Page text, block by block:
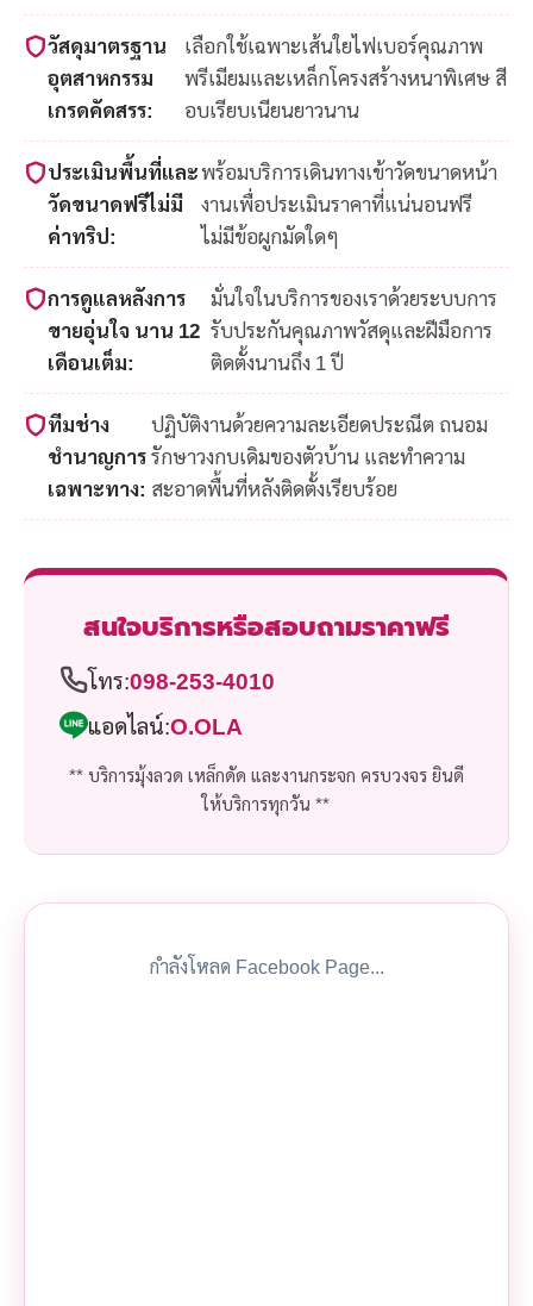
วัสดุมาตรฐาน
อุตสาหกรรม
เกรดคัดสรร:
เลือกใช้เฉพาะเส้นใยไฟเบอร์คุณภาพ
พรีเมียมและเหล็กโครงสร้างหนาพิเศษ สี
อบเรียบเนียนยาวนาน
ประเมินพื้นที่และ
วัดขนาดฟรีไม่มี
ค่าทริป:
พร้อมบริการเดินทางเข้าวัดขนาดหน้า
งานเพื่อประเมินราคาที่แน่นอนฟรี
ไม่มีข้อผูกมัดใดๆ
การดูแลหลังการ
ขายอุ่นใจ นาน 12
เดือนเต็ม:
มั่นใจในบริการของเราด้วยระบบการ
รับประกันคุณภาพวัสดุและฝีมือการ
ติดตั้งนานถึง 1 ปี
ทีมช่าง
ชำนาญการ
เฉพาะทาง:
ปฏิบัติงานด้วยความละเอียดประณีต ถนอม
รักษาวงกบเดิมของตัวบ้าน และทำความ
สะอาดพื้นที่หลังติดตั้งเรียบร้อย
สนใจบริการหรือสอบถามราคาฟรี
โทร:098-253-4010
แอดไลน์:O.OLA
** บริการมุ้งลวด เหล็กดัด และงานกระจก ครบวงจร ยินดี
ให้บริการทุกวัน **
กำลังโหลด Facebook Page...